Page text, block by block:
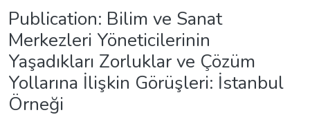
Publication: Bilim ve Sanat
Merkezleri Yöneticilerinin
Yaşadıkları Zorluklar ve Çözüm
Yollarına İlişkin Görüşleri: İstanbul
Örneği